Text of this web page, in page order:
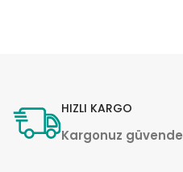
HIZLI KARGO
Kargonuz güvende